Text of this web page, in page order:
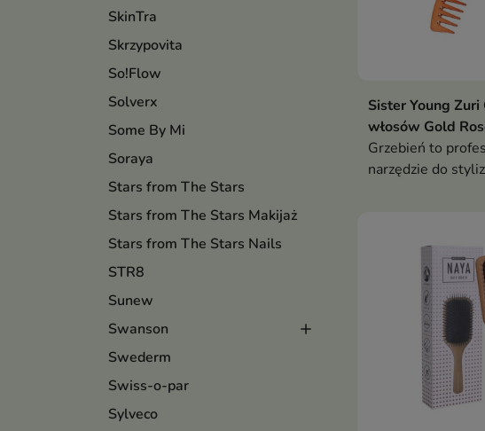
SkinTra
Skrzypovita
So!Flow
Solverx
Some By Mi
Soraya
Stars from The Stars
Stars from The Stars Makijaż
Stars from The Stars Nails
STR8
Sunew
Swanson
Swederm
Swiss-o-par
Sylveco
Sister Young
włosów Gold
Grzebień to
narzędzie do